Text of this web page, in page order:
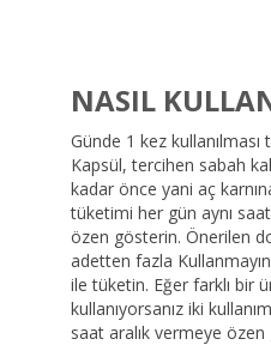
NASIL
Günde 1 kez
Kapsül, tercihen sabah
kadar önce yani aç
tüketimi her gün aynı
özen gösterin. Önerilen
adetten fazla
ile tüketin. Eğer farklı bir
kullanıyorsanız iki
saat aralık vermeye